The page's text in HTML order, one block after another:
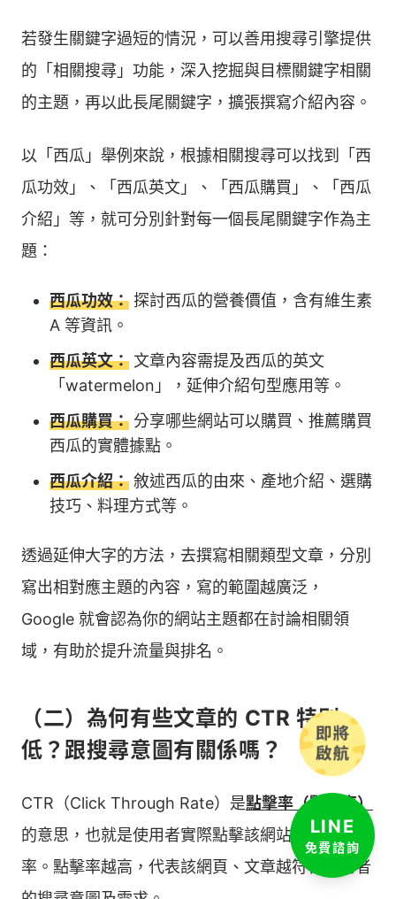
若發生關鍵字過短的情況，可以善用搜尋引擎提供
的「相關搜尋」功能，深入挖掘與目標關鍵字相關
的主題，再以此長尾關鍵字，擴張撰寫介紹內容。
以「西瓜」舉例來說，根據相關搜尋可以找到「西
瓜功效」、「西瓜英文」、「西瓜購買」、「西瓜
介紹」等，就可分別針對每一個長尾關鍵字作為主
題：
西瓜功效： 探討西瓜的營養價值，含有維生素
A 等資訊。
西瓜英文： 文章內容需提及西瓜的英文
「watermelon」，延伸介紹句型應用等。
西瓜購買： 分享哪些網站可以購買、推薦購買
西瓜的實體據點。
西瓜介紹： 敘述西瓜的由來、產地介紹、選購
技巧、料理方式等。
透過延伸大字的方法，去撰寫相關類型文章，分別
寫出相對應主題的內容，寫的範圍越廣泛，
Google 就會認為你的網站主題都在討論相關領
域，有助於提升流量與排名。
（二）為何有些文章的 CTR 特別
低？跟搜尋意圖有關係嗎？
CTR（Click Through Rate）是點擊率（點閱率）
的意思，也就是使用者實際點擊該網站、文章的比
率。點擊率越高，代表該網頁、文章越符合使用者
LINE
免費諮詢